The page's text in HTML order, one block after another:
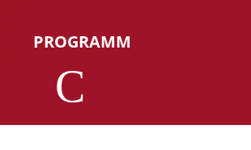
PROGRAMM
C